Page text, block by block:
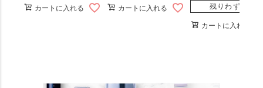
カートに入れる カートに入れる 残りわずか
カートに入れる